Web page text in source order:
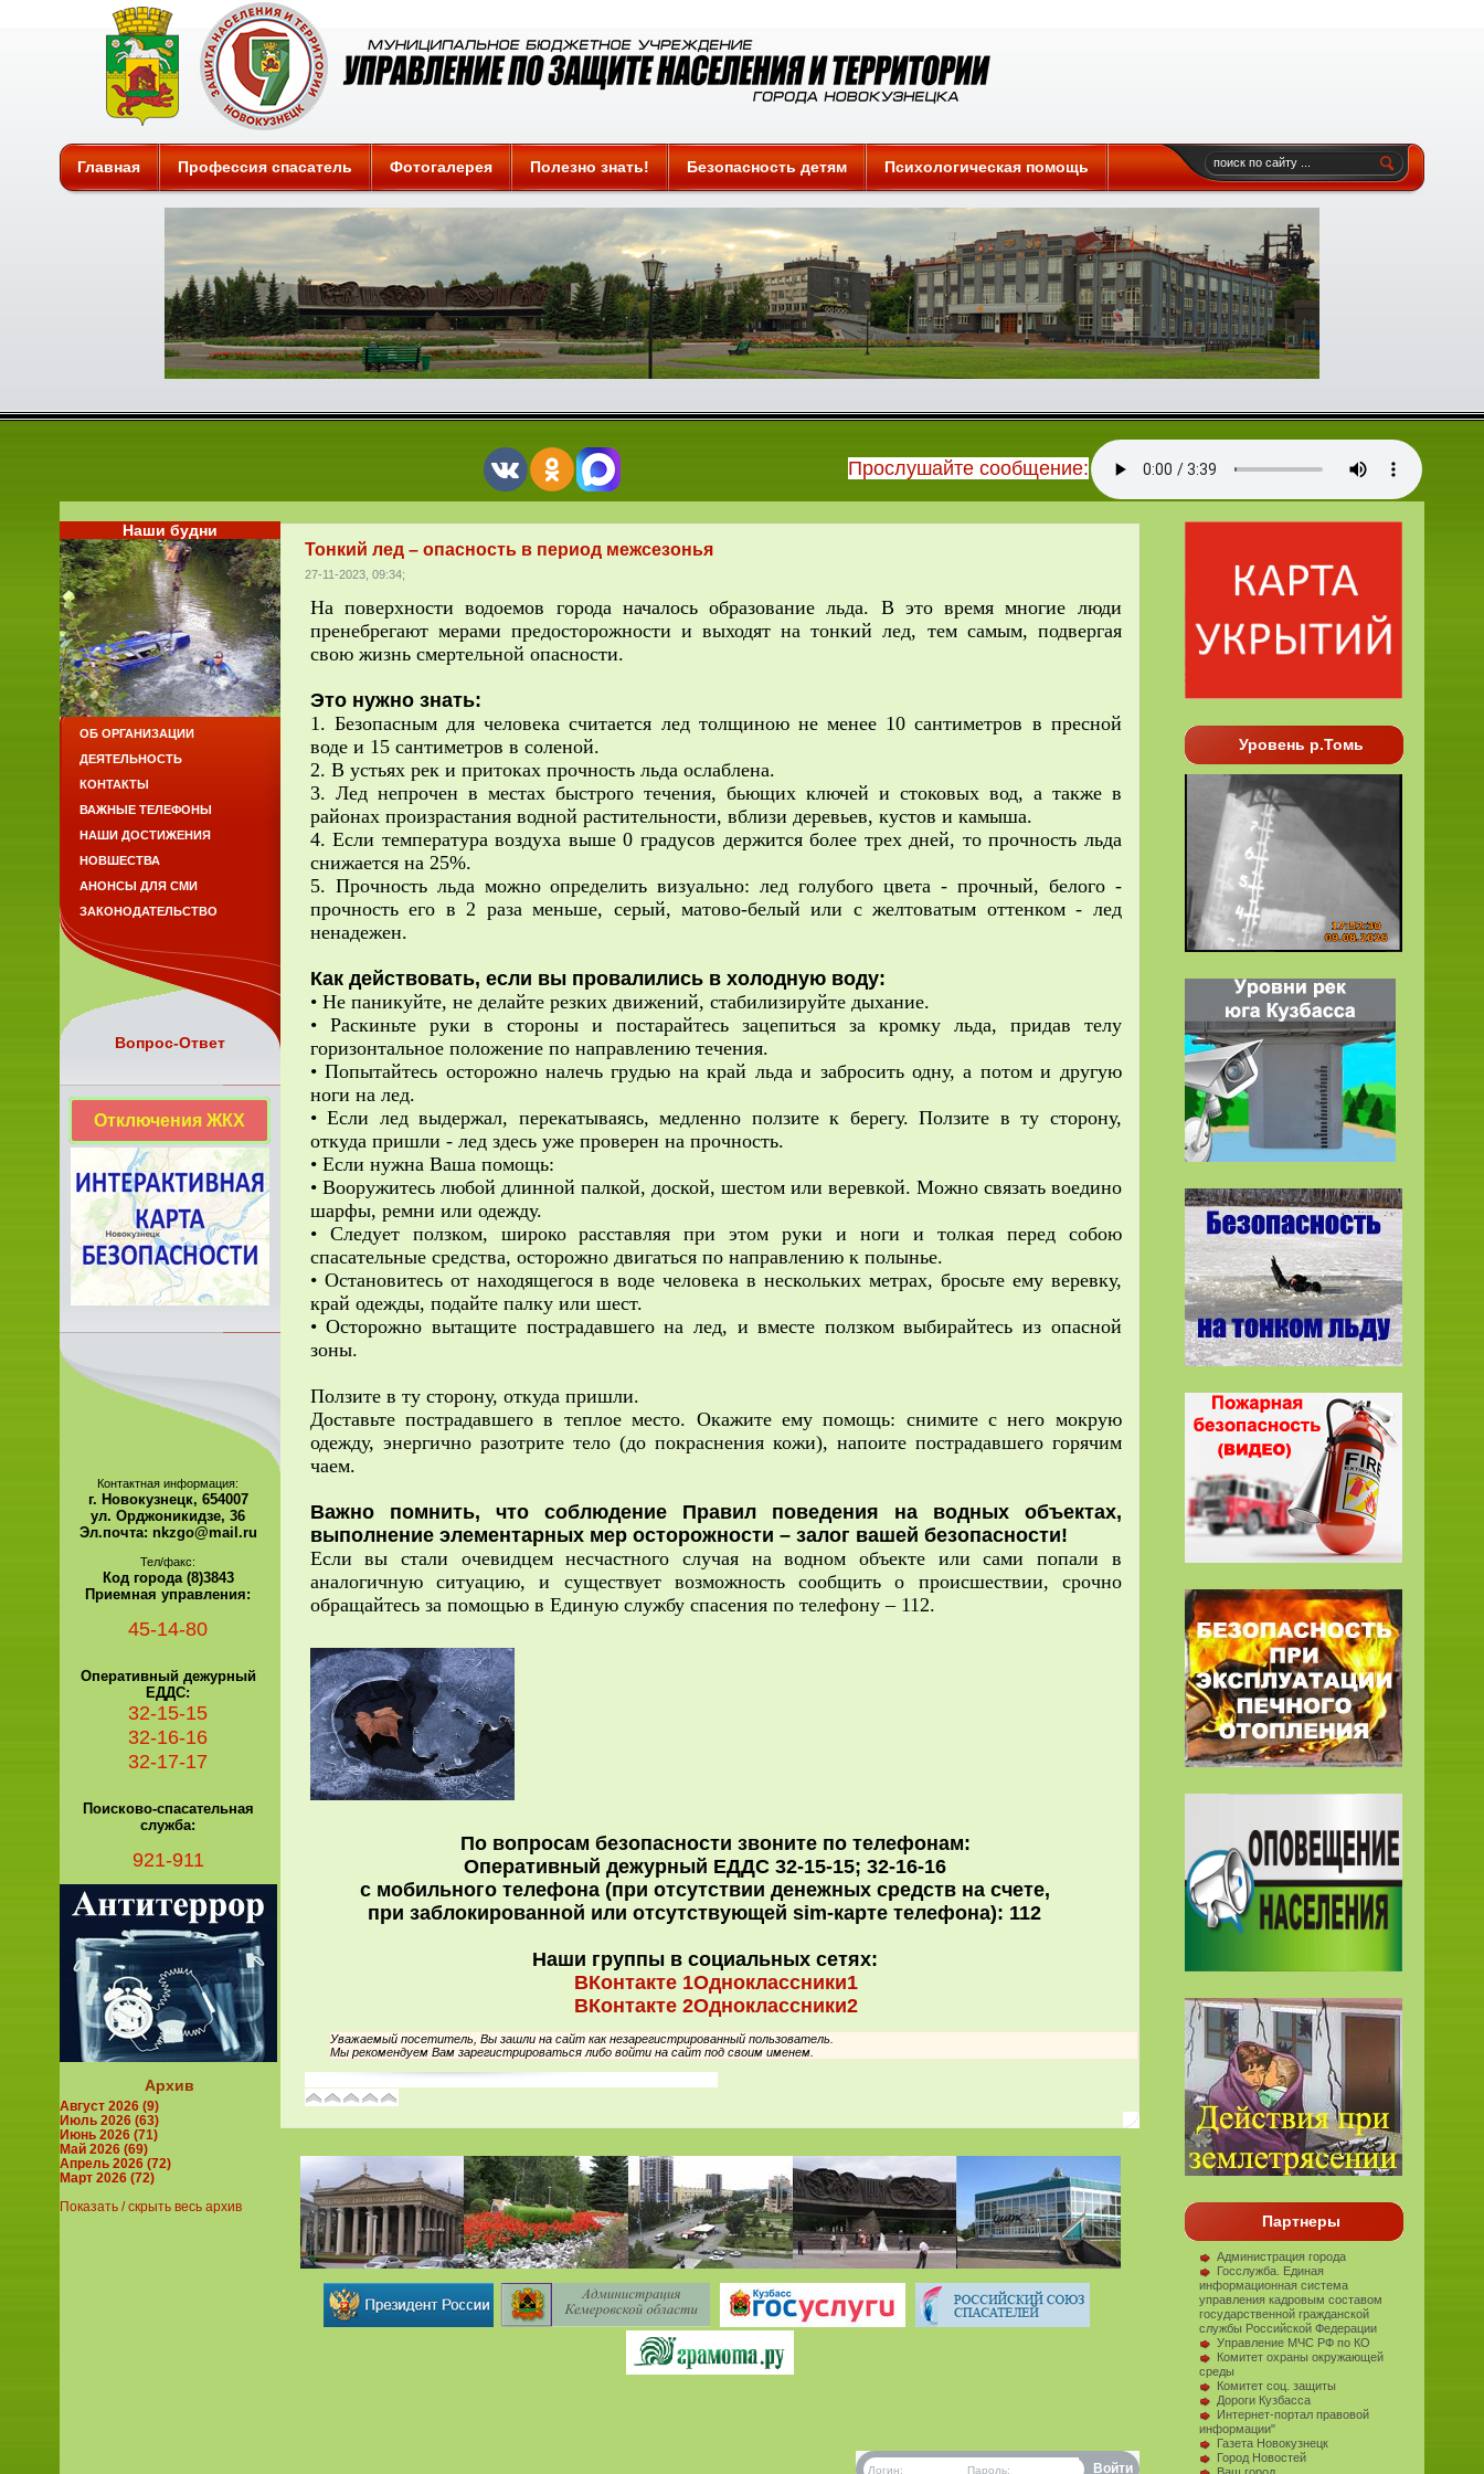
Защита
Главная Профессия спасатель Фотогалерея Полезно знать! Безопасность детям Психологическая помощь
Прослушайте сообщение:
Тонкий лед – опасность в период межсезонья
27-11-2023, 09:34;
На поверхности водоемов города началось образование льда. В это время многие люди
пренебрегают мерами предосторожности и выходят на тонкий лед, тем самым, подвергая
свою жизнь смертельной опасности.
Это нужно знать:
1. Безопасным для человека считается лед толщиною не менее 10 сантиметров в пресной
воде и 15 сантиметров в соленой.
2. В устьях рек и притоках прочность льда ослаблена.
3. Лед непрочен в местах быстрого течения, бьющих ключей и стоковых вод, а также в
районах произрастания водной растительности, вблизи деревьев, кустов и камыша.
4. Если температура воздуха выше 0 градусов держится более трех дней, то прочность льда
снижается на 25%.
5. Прочность льда можно определить визуально: лед голубого цвета - прочный, белого -
прочность его в 2 раза меньше, серый, матово-белый или с желтоватым оттенком - лед
ненадежен.
Как действовать, если вы провалились в холодную воду:
• Не паникуйте, не делайте резких движений, стабилизируйте дыхание.
• Раскиньте руки в стороны и постарайтесь зацепиться за кромку льда, придав телу
горизонтальное положение по направлению течения.
• Попытайтесь осторожно налечь грудью на край льда и забросить одну, а потом и другую
ноги на лед.
• Если лед выдержал, перекатываясь, медленно ползите к берегу. Ползите в ту сторону,
откуда пришли - лед здесь уже проверен на прочность.
• Если нужна Ваша помощь:
• Вооружитесь любой длинной палкой, доской, шестом или веревкой. Можно связать воедино
шарфы, ремни или одежду.
• Следует ползком, широко расставляя при этом руки и ноги и толкая перед собою
спасательные средства, осторожно двигаться по направлению к полынье.
• Остановитесь от находящегося в воде человека в нескольких метрах, бросьте ему веревку,
край одежды, подайте палку или шест.
• Осторожно вытащите пострадавшего на лед, и вместе ползком выбирайтесь из опасной
зоны.
Ползите в ту сторону, откуда пришли.
Доставьте пострадавшего в теплое место. Окажите ему помощь: снимите с него мокрую
одежду, энергично разотрите тело (до покраснения кожи), напоите пострадавшего горячим
чаем.
Важно помнить, что соблюдение Правил поведения на водных объектах,
выполнение элементарных мер осторожности – залог вашей безопасности!
Если вы стали очевидцем несчастного случая на водном объекте или сами попали в
аналогичную ситуацию, и существует возможность сообщить о происшествии, срочно
обращайтесь за помощью в Единую службу спасения по телефону – 112.
По вопросам безопасности звоните по телефонам:
Оперативный дежурный ЕДДС 32-15-15; 32-16-16
с мобильного телефона (при отсутствии денежных средств на счете,
при заблокированной или отсутствующей sim-карте телефона): 112
Наши группы в социальных сетях:
ВКонтакте 1Одноклассники1
ВКонтакте 2Одноклассники2
Уважаемый посетитель, Вы зашли на сайт как незарегистрированный пользователь.
Мы рекомендуем Вам зарегистрироваться либо войти на сайт под своим именем.
Логин: Пароль:
Уровень р.Томь
Партнеры
Администрация города
Госслужба. Единая
информационная система
управления кадровым составом
государственной гражданской
службы Российской Федерации
Управление МЧС РФ по КО
Комитет охраны окружающей
среды
Комитет соц. защиты
Дороги Кузбасса
Интернет-портал правовой
информации"
Газета Новокузнецк
Город Новостей
Наши будни
ОБ ОРГАНИЗАЦИИ
ДЕЯТЕЛЬНОСТЬ
КОНТАКТЫ
ВАЖНЫЕ ТЕЛЕФОНЫ
НАШИ ДОСТИЖЕНИЯ
НОВШЕСТВА
АНОНСЫ ДЛЯ СМИ
ЗАКОНОДАТЕЛЬСТВО
Вопрос-Ответ
Отключения ЖКХ
Контактная информация:
г. Новокузнецк, 654007
ул. Орджоникидзе, 36
Эл.почта: nkzgo@mail.ru
Тел/факс:
Код города (8)3843
Приемная управления:
45-14-80
Оперативный дежурный
ЕДДС:
32-15-15
32-16-16
32-17-17
Поисково-спасательная
служба:
921-911
Архив
Август 2026 (9)
Июль 2026 (63)
Июнь 2026 (71)
Май 2026 (69)
Апрель 2026 (72)
Март 2026 (72)
Показать / скрыть весь архив